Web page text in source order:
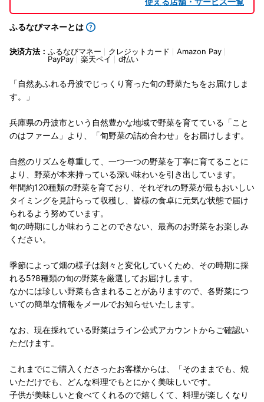
ふるなびマネーとは
決済方法： ふるなびマネー クレジットカード
Amazon Pay
PayPay
楽天ペイ d払い
「自然あふれる丹波でじっくり育った旬の野菜たちをお届けしま
す。」
兵庫県の丹波市という自然豊かな地域で野菜を育てている「こと
のはファーム」より、「旬野菜の詰め合わせ」をお届けします。
自然のリズムを尊重して、一つ一つの野菜を丁寧に育てることに
より、野菜が本来持っている深い味わいを引き出しています。
年間約120種類の野菜を育ており、それぞれの野菜が最もおいしい
タイミングを見計らって収穫し、皆様の食卓に元気な状態で届け
られるよう努めています。
旬の時期にしか味わうことのできない、最高のお野菜をお楽しみ
ください。
季節によって畑の様子は刻々と変化していくため、その時期に採
れる5?8種類の旬の野菜を厳選してお届けします。
なかには珍しい野菜も含まれることがありますので、各野菜につ
いての簡単な情報をメールでお知らせいたします。
なお、現在採れている野菜はライン公式アカウントからご確認い
ただけます。
これまでにご購入くださったお客様からは、「そのままでも、焼
いただけでも、どんな料理でもとにかく美味しいです。
子供が美味しいと食べてくれるので嬉しくて、料理が楽しくなり